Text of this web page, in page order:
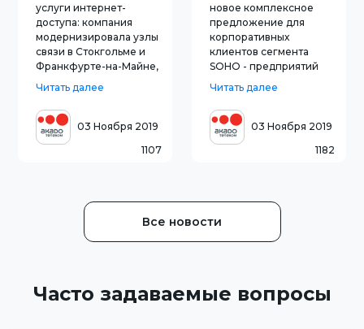
услуги интернет-
доступа: компания
модернизировала узлы
связи в Стокгольме и
Франкфурте-на-Майне,
осуществляется выход в
зарубежный сегмент
интернета. В процессе
модернизации было
заменено оборудование
Читать далее
03 Ноября 2019
1107
новое комплексное
предложение для
корпоративных
клиентов сегмента
SOHO - предприятий
занимающихся
торговлей и
обслуживанием
потребителей
(небольшие магазины,
расположенных в жилых
зданиях. В
Читать далее
03 Ноября 2019
1182
Все новости
Часто задаваемые вопросы